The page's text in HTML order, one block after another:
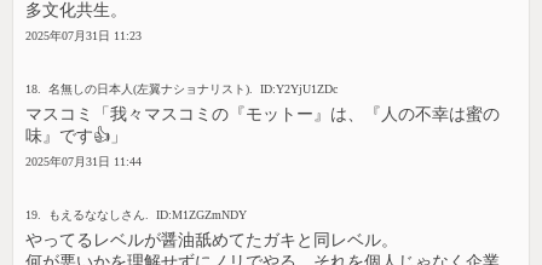
多文化共生。
2025年07月31日 11:23
18. 名無しの日本人(左翼ナショナリスト). ID:Y2YjU1ZDc
マスコミ「我々マスコミの『モットー』は、『人の不幸は蜜の
味』です👍」
2025年07月31日 11:44
19. もえるななしさん. ID:M1ZGZmNDY
やってるレベルが醤油舐めてたガキと同レベル。